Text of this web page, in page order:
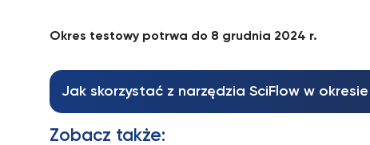
Okres testowy potrwa do 8 grudnia 2024 r.
Jak skorzystać z narzędzia SciFlow w
Zobacz także: